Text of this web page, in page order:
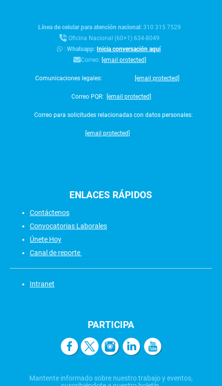
Línea de celular para atención nacional:310 315 7529
Oficina Nacional (60+1) 634-8049
:Whatsapp:Inicia conversación aquí
Correo: [email protected]
Comunicaciones legales: [email protected]
Correo PQR: [email protected]
Correo para solicitudes relacionadas con datos personales:
[email protected]
ENLACES RÁPIDOS
Contáctenos
Convocatorias Laborales
Únete Hoy
Canal de reporte
Intranet
PARTICIPA
Mantente informado sobre nuestro trabajo y eventos,